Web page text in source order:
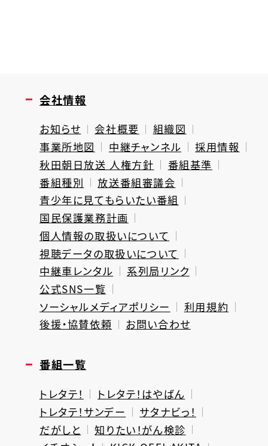
会社情報
お知らせ 会社概要
組織図
事業所地図
中継チャンネル
採用情報
秋田朝日放送 人権方針
番組基準
番組種別
放送番組審議会
青少年に見てもらいたい番組
国民保護業務計画
個人情報の取扱いについて
視聴データの取扱いについて
中継車レンタル
系列局リンク
公式SNS一覧
ソーシャルメディアポリシー
利用規約
後援・協賛依頼
お問い合わせ
番組一覧
トレタテ！
トレタテ！はやばん
トレタテ！サンデー
サタナビっ！
だがしと
知りたい！がん検診